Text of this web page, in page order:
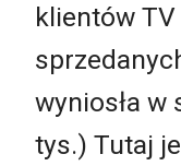
klientów TV
wyniosła w
tys.) Tutaj